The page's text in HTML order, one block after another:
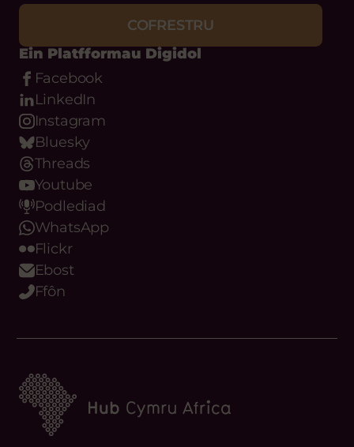
Ein Platfformau Digidol
Facebook
LinkedIn
Instagram
Bluesky
Threads
Youtube
Podlediad
WhatsApp
Flickr
Ebost